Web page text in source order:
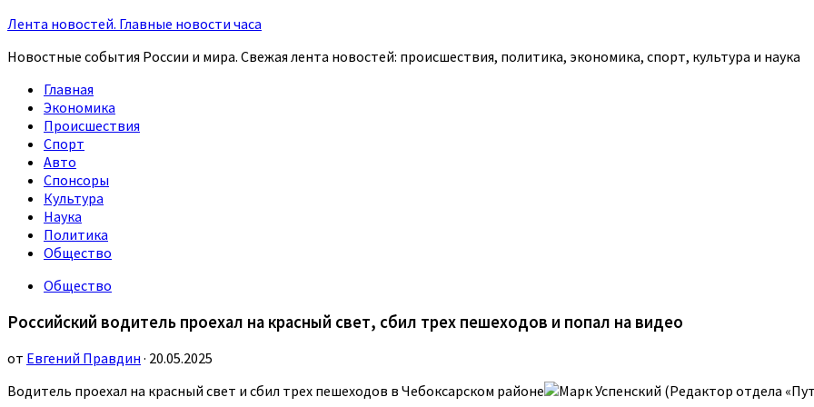
Лента новостей. Главные новости часа
Новостные события России и мира. Свежая лента новостей: происшествия, политика, экономика, спорт, культура и наука
Главная
Экономика
Происшествия
Спорт
Авто
Спонсоры
Культура
Наука
Политика
Общество
Общество
Российский водитель проехал на красный свет, сбил трех пешеходов и попал на видео
от Евгений Правдин · 20.05.2025
Водитель проехал на красный свет и сбил трех пешеходов в Чебоксарском районе
Марк Успенский (Редактор отдела